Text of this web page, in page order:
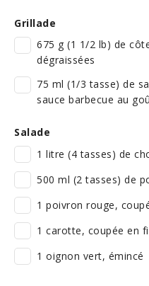
Grillade
675 g (1 1/2 lb) de
dégraissées
75 ml (1/3 tasse) de
sauce barbecue au
Salade
1 litre (4 tasses) de
500 ml (2 tasses) de
1 poivron rouge,
1 carotte, coupée en
1 oignon vert, émincé